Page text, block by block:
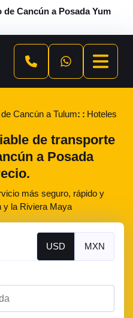
Cancún a Posada Yum
Cancún a Tulum
Hoteles
de transporte
a Posada
más seguro, rápido y
y la Riviera Maya
USD MXN